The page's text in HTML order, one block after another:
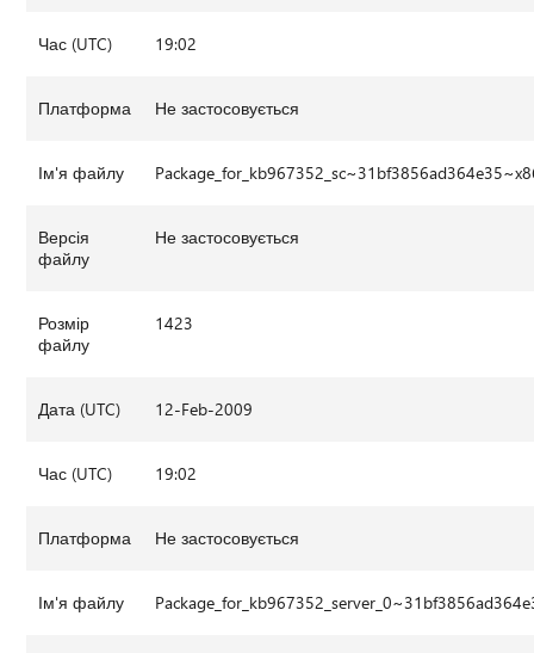
Час (UTC) 19:02
Платформа Не застосовується
Ім'я файлу
Версія
файлу
Не застосовується
Розмір
файлу
1423
Дата (UTC) 12-Feb-2009
Час (UTC) 19:02
Платформа Не застосовується
Ім'я файлу